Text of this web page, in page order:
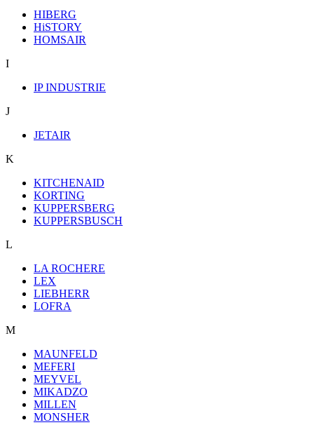
HIBERG
HiSTORY
HOMSAIR
I
IP INDUSTRIE
J
JETAIR
K
KITCHENAID
KORTING
KUPPERSBERG
KUPPERSBUSCH
L
LA ROCHERE
LEX
LIEBHERR
LOFRA
M
MAUNFELD
MEFERI
MEYVEL
MIKADZO
MILLEN
MONSHER